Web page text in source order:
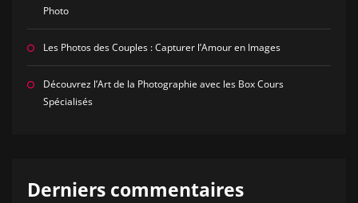
Photo
Les Photos des Couples : Capturer l’Amour en Images
Découvrez l’Art de la Photographie avec les Box Cours
Spécialisés
Derniers commentaires